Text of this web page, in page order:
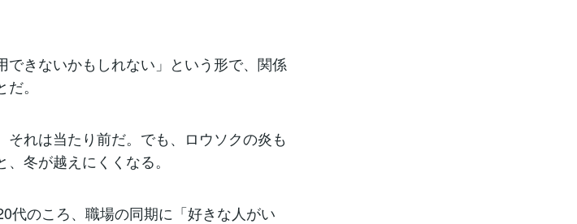
きないかもしれない」という形で、関係
。
れは当たり前だ。でも、ロウソクの炎も
冬が越えにくくなる。
代のころ、職場の同期に「好きな人がい